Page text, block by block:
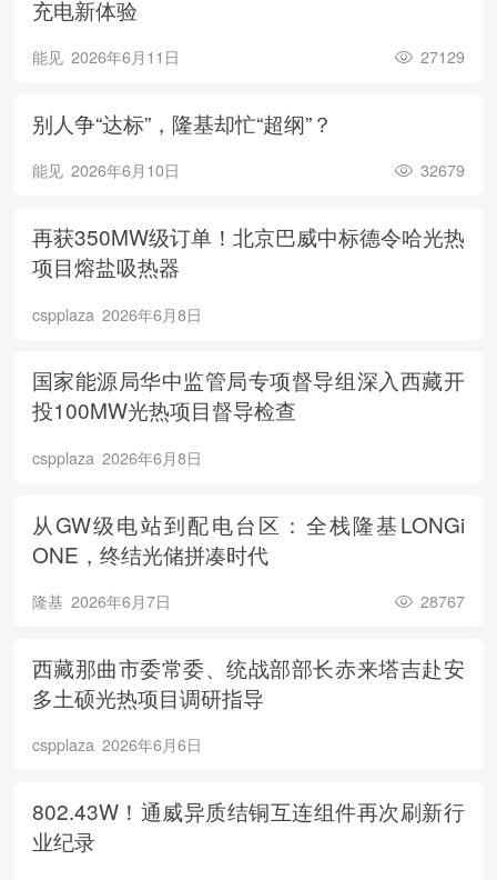
充电新体验
能见 2026年6月11日 27129
别人争“达标”，隆基却忙“超纲”？
能见 2026年6月10日 32679
再获350MW级订单！北京巴威中标德令哈光热
项目熔盐吸热器
cspplaza 2026年6月8日
国家能源局华中监管局专项督导组深入西藏开
投100MW光热项目督导检查
cspplaza 2026年6月8日
从GW级电站到配电台区：全栈隆基LONGi
ONE，终结光储拼凑时代
隆基 2026年6月7日 28767
西藏那曲市委常委、统战部部长赤来塔吉赴安
多土硕光热项目调研指导
cspplaza 2026年6月6日
802.43W！通威异质结铜互连组件再次刷新行
业纪录